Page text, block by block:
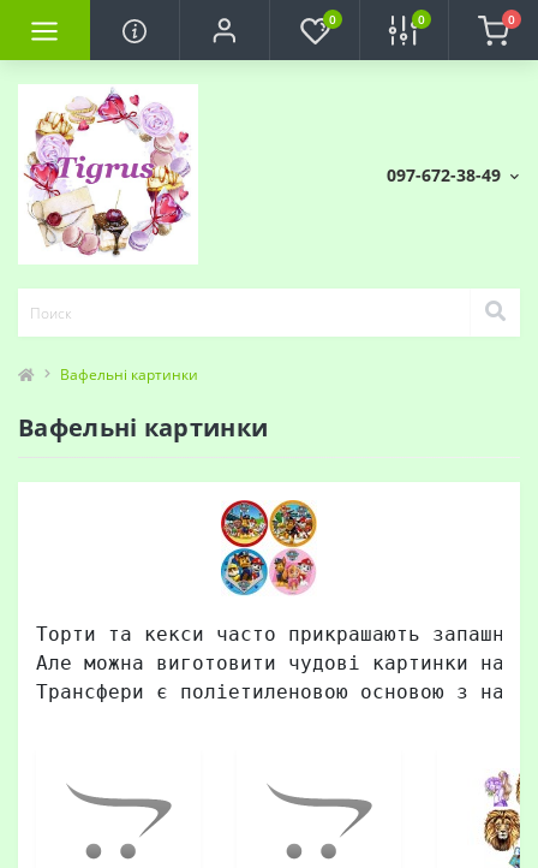
0 0 0
097-672-38-49
Вафельні картинки
Вафельні картинки
Торти та кекси часто прикрашають
Але можна виготовити чудові картинки на
Трансфери є поліетиленовою основою з